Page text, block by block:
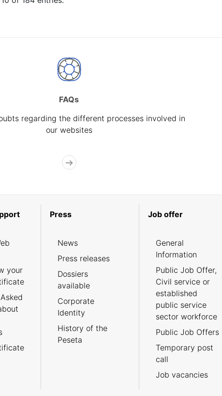
FAQs
regarding the different processes involved in
our websites
your
Press
News
Press releases
Dossiers
available
Corporate
Identity
History of the
Peseta
Job offer
General
Information
Public Job Offer,
Civil service or
established
public service
sector workforce
Public Job Offers
Temporary post
call
Job vacancies